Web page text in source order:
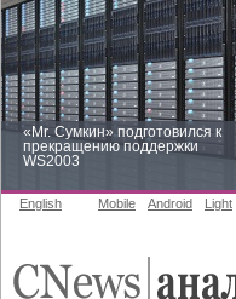
«Mr. Сумкин» подготовился к
прекращению поддержки
WS2003
English Mobile Android Light